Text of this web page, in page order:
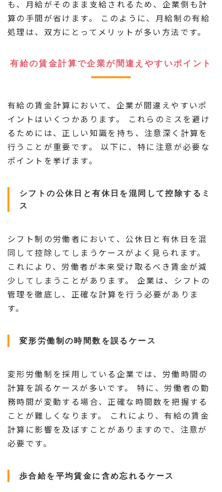
も、月給がそのまま支給されるため、企業側も計
算の手間が省けます。 このように、月給制の有給
処理は、双方にとってメリットが多い方法です。
有給の賃金計算で企業が間違えやすいポイント
有給の賃金計算において、企業が間違えやすいポ
イントはいくつかあります。 これらのミスを避け
るためには、正しい知識を持ち、注意深く計算を
行うことが重要です。 以下に、特に注意が必要な
ポイントを挙げます。
シフトの公休日と有休日を混同して控除するミ
ス
シフト制の労働者において、公休日と有休日を混
同して控除してしまうケースがよく見られます。
これにより、労働者が本来受け取るべき賃金が減
少してしまうことがあります。 企業は、シフトの
管理を徹底し、正確な計算を行う必要がありま
す。
変形労働制の時間数を誤るケース
変形労働制を採用している企業では、労働時間の
計算を誤るケースが多いです。 特に、労働者の勤
務時間が変動する場合、正確な時間数を把握する
ことが難しくなります。 これにより、有給の賃金
計算に影響を及ぼすことがありますので、注意が
必要です。
歩合給を平均賃金に含め忘れるケース